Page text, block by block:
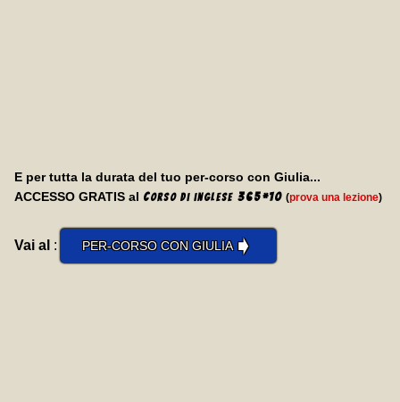
E per tutta la durata del tuo per-corso con Giulia...
ACCESSO GRATIS al Corso di inglese 365*10 (prova una lezione)
Vai al : PER-CORSO CON GIULIA➧